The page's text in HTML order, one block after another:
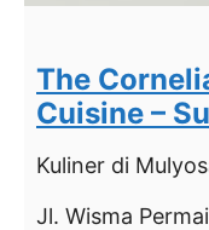
The
Cuisine –
Kuliner di
Jl. Wisma